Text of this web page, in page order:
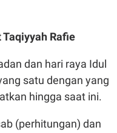
Rafie
dan hari raya Idul
satu dengan yang
hingga saat ini.
(perhitungan) dan